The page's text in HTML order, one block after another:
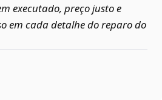
executado, preço justo e
em cada detalhe do reparo do